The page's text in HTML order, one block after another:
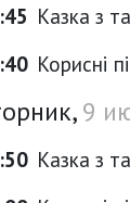
Казка з
Корисні
9
Казка з